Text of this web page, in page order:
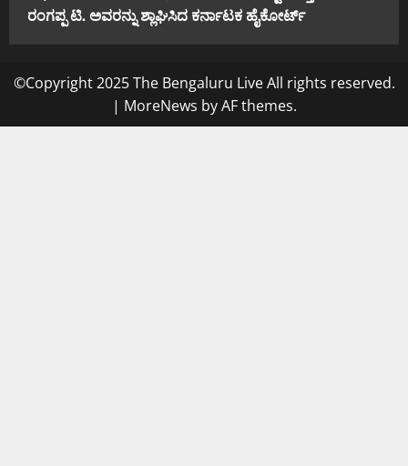
ರಂಗಪ್ಪ ಟಿ. ಅವರನ್ನು ಶ್ಲಾಘಿಸಿದ ಕರ್ನಾಟಕ ಹೈಕೋರ್ಟ್
©Copyright 2025 The Bengaluru Live All rights reserved.
| MoreNews by AF themes.